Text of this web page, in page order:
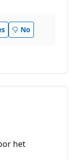
No
het